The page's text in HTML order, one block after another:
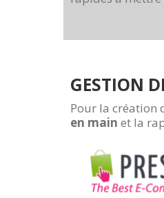
GESTION
Pour la création
en main et la